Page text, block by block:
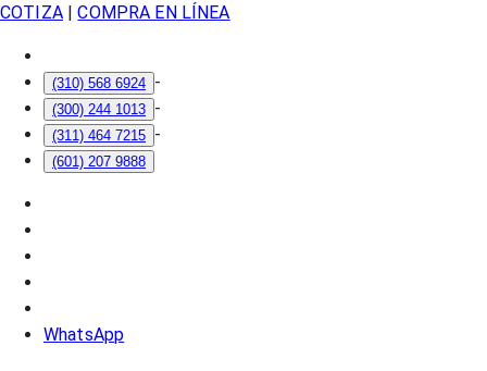
COTIZA| COMPRA EN LÍNEA
(310) 568 6924 -
(300) 244 1013 -
(311) 464 7215 -
(601) 207 9888
WhatsApp